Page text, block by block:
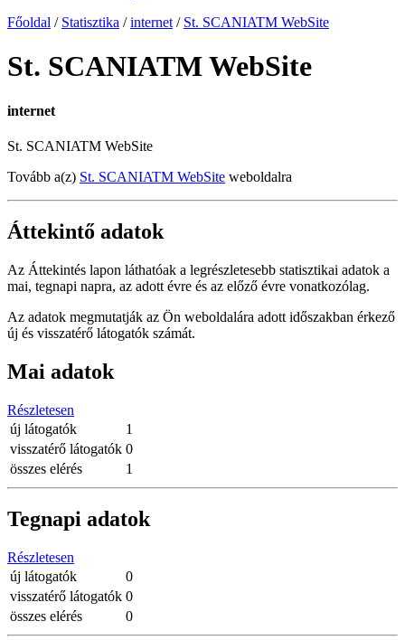
Főoldal / Statisztika /internet / St. SCANIATM WebSite
St. SCANIATM WebSite
internet
St. SCANIATM WebSite
Tovább a(z) St. SCANIATM WebSite weboldalra
Áttekintő adatok
Az Áttekintés lapon láthatóak a legrészletesebb statisztikai adatok a
mai, tegnapi napra, az adott évre és az előző évre vonatkozólag.
Az adatok megmutatják az Ön weboldalára adott időszakban érkező
új és visszatérő látogatók számát.
Mai adatok
Részletesen
új látogatók
1
visszatérő látogatók 0
összes elérés
1
Tegnapi adatok
Részletesen
új látogatók
0
visszatérő látogatók 0
összes elérés
0